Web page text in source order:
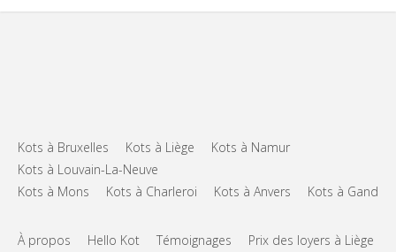
Kots à Bruxelles Kots à Liège
Kots à Namur
Kots à Louvain-La-Neuve
Kots à Mons
Kots à Charleroi Kots à Anvers Kots à Gand
À propos Hello Kot Témoignages Prix des loyers à Liège